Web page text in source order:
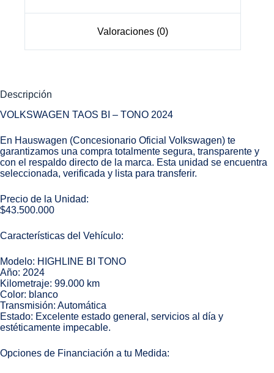
Valoraciones (0)
Descripción
VOLKSWAGEN TAOS BI – TONO 2024
En Hauswagen (Concesionario Oficial Volkswagen) te
garantizamos una compra totalmente segura, transparente y
con el respaldo directo de la marca. Esta unidad se encuentra
seleccionada, verificada y lista para transferir.
Precio de la Unidad:
$43.500.000
Características del Vehículo:
Modelo: HIGHLINE BI TONO
Año: 2024
Kilometraje: 99.000 km
Color: blanco
Transmisión: Automática
Estado: Excelente estado general, servicios al día y
estéticamente impecable.
Opciones de Financiación a tu Medida: